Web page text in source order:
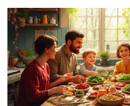
'эликсиром молодости', и их
жизни. Реальные советы и
пересмотреть свои пищевые
на долгую и активную жизнь.